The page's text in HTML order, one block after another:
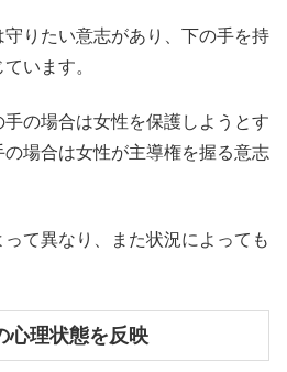
りたい意志があり、下の手を持
います。
の場合は女性を保護しようとす
場合は女性が主導権を握る意志
て異なり、また状況によっても
心理状態を反映